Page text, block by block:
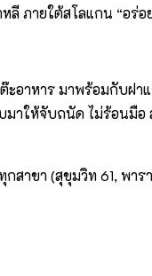
ภายใต้สโลแกน “อร่อ
อาหาร มาพร้อมกับฝา
มาให้จับถนัด ไม่ร้อนมื
สาขา (สุขุมวิท 61, พา